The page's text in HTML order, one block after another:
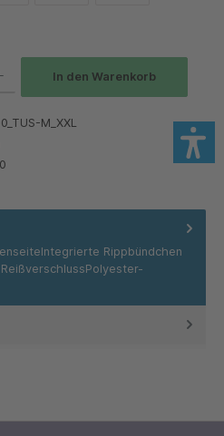
In den Warenkorb
M_XXL
Rippbündchen